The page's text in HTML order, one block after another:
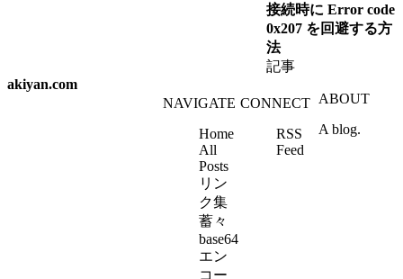
接続時に Error code
0x207 を回避する方
法
記事
akiyan.com
NAVIGATE
Home
All
Posts
リン
ク集
蓄々
base64
エン
コー
CONNECT
RSS
Feed
ABOUT
A blog.